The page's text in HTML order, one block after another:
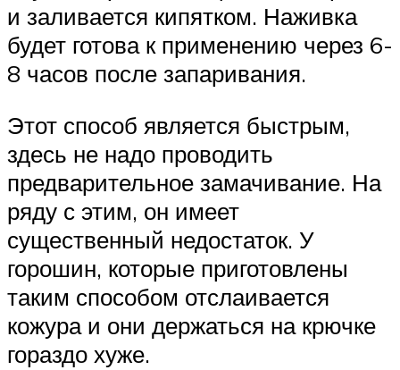
и заливается кипятком. Наживка
будет готова к применению через 6-
8 часов после запаривания.
Этот способ является быстрым,
здесь не надо проводить
предварительное замачивание. На
ряду с этим, он имеет
существенный недостаток. У
горошин, которые приготовлены
таким способом отслаивается
кожура и они держаться на крючке
гораздо хуже.